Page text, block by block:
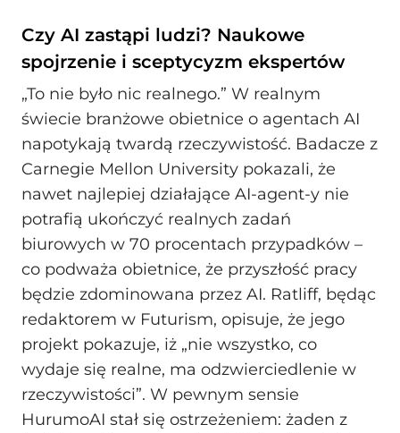
Czy AI zastąpi ludzi? Naukowe
spojrzenie i sceptycyzm ekspertów
„To nie było nic realnego.” W realnym
świecie branżowe obietnice o agentach AI
napotykają twardą rzeczywistość. Badacze z
Carnegie Mellon University pokazali, że
nawet najlepiej działające AI-agent-y nie
potrafią ukończyć realnych zadań
biurowych w 70 procentach przypadków –
co podważa obietnice, że przyszłość pracy
będzie zdominowana przez AI. Ratliff, będąc
redaktorem w Futurism, opisuje, że jego
projekt pokazuje, iż „nie wszystko, co
wydaje się realne, ma odzwierciedlenie w
rzeczywistości”. W pewnym sensie
HurumoAI stał się ostrzeżeniem: żaden z